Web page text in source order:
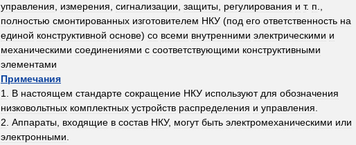
управления
измерения сигнализации защиты регулирования и т. п
полностью смонтированных изготовителем НКУ (под его ответственность на
единой конструктивной основе) со всеми внутренними электрическими и
механическими соединениями с соответствующими конструктивными
элементами
Примечания
1
В настоящем стандарте сокращение НКУ используют для обозначения
низковольтных комплектных устройств распределения и управления
2 Аппараты входящие в состав НКУ, могут быть электромеханическими или
электронными